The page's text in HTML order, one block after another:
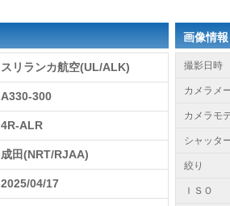
スリランカ航空(UL/ALK)
A330-300
4R-ALR
成田(NRT/RJAA)
2025/04/17
画像情報
撮影日時
カメラメ
カメラモ
シャッタ
絞り
ＩＳＯ